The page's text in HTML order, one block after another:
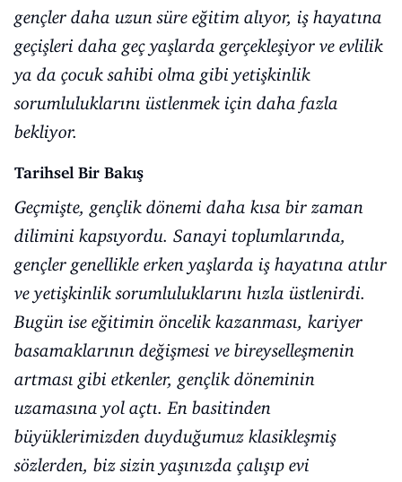
gençler daha uzun süre eğitim alıyor, iş hayatına
geçişleri daha geç yaşlarda gerçekleşiyor ve evlilik
ya da çocuk sahibi olma gibi yetişkinlik
sorumluluklarını üstlenmek için daha fazla
bekliyor.
Tarihsel Bir Bakış
Geçmişte, gençlik dönemi daha kısa bir zaman
dilimini kapsıyordu. Sanayi toplumlarında,
gençler genellikle erken yaşlarda iş hayatına atılır
ve yetişkinlik sorumluluklarını hızla üstlenirdi.
Bugün ise eğitimin öncelik kazanması, kariyer
basamaklarının değişmesi ve bireyselleşmenin
artması gibi etkenler, gençlik döneminin
uzamasına yol açtı. En basitinden
büyüklerimizden duyduğumuz klasikleşmiş
sözlerden, biz sizin yaşınızda çalışıp evi